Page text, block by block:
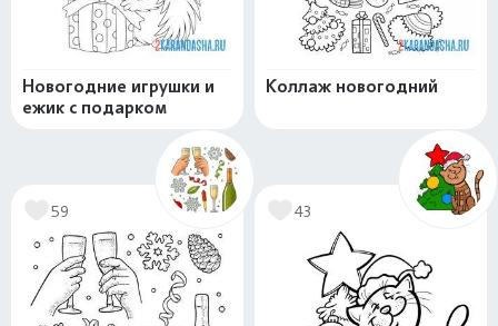
Новогодние игрушки и
ежик с подарком
Коллаж новогодний
59 43